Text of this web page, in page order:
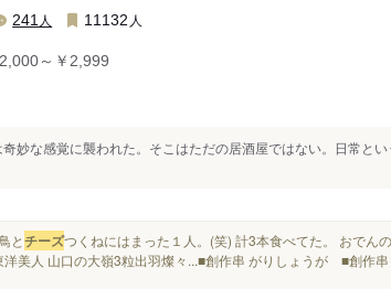
241 人 11132 人
～￥2,999
妙な感覚に襲われた。そこはただの居酒屋ではない。日常とい
とチーズつくねにはまった１人。(笑) 計3本食べてた。 おでん
洋美人 山口の大嶺3粒出羽燦々...■創作串 がりしょうが ■創作